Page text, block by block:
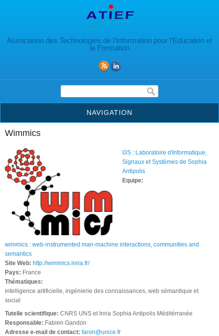
Association des Technologies de l’Information pour l’Education et
la Formation
Formulaire de recherche
NAVIGATION
Wimmics
I3S : Laboratoire d'Informatique,
Signaux et Systèmes de Sophia
Antipolis
Equipe:
wimmics : web-instrumented man-machine interactions, communities and
semantics
Site Web: http://wimmics.inria.fr/
Pays: France
Thématiques:
intelligence artificielle, ingénierie des connaissances, web sémantique et
social
Tutelle scientifique: CNRS UNS et Inria Sophia Antipolis Méditérranée
Responsable: Fabien Gandon
Adresse e-mail de contact: faron@unice.fr